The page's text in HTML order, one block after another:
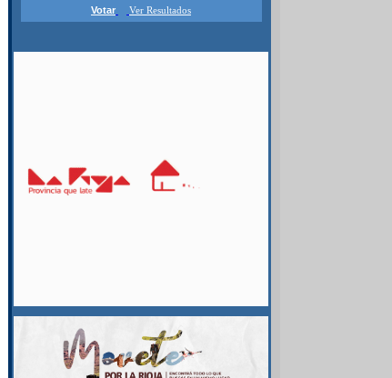
Votar
Ver Resultados